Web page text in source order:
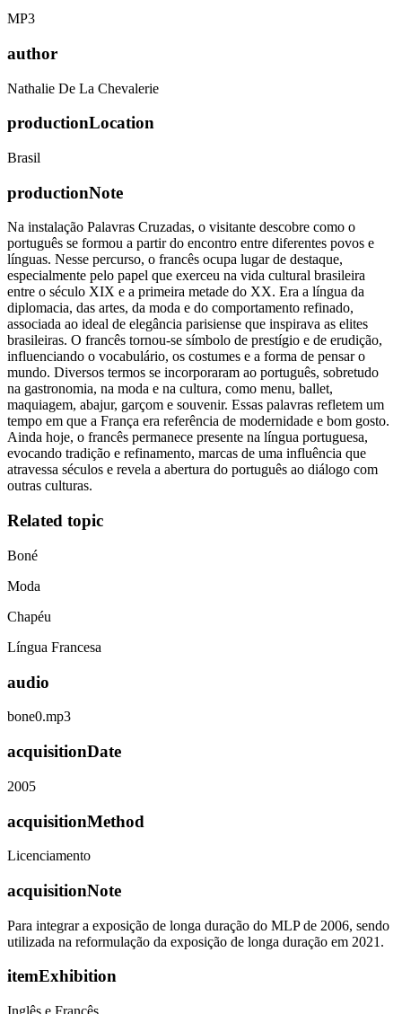
MP3
author
Nathalie De La Chevalerie
productionLocation
Brasil
productionNote
Na instalação Palavras Cruzadas, o visitante descobre como o
português se formou a partir do encontro entre diferentes povos e
línguas. Nesse percurso, o francês ocupa lugar de destaque,
especialmente pelo papel que exerceu na vida cultural brasileira
entre o século XIX e a primeira metade do XX. Era a língua da
diplomacia, das artes, da moda e do comportamento refinado,
associada ao ideal de elegância parisiense que inspirava as elites
brasileiras. O francês tornou-se símbolo de prestígio e de erudição,
influenciando o vocabulário, os costumes e a forma de pensar o
mundo. Diversos termos se incorporaram ao português, sobretudo
na gastronomia, na moda e na cultura, como menu, ballet,
maquiagem, abajur, garçom e souvenir. Essas palavras refletem um
tempo em que a França era referência de modernidade e bom gosto.
Ainda hoje, o francês permanece presente na língua portuguesa,
evocando tradição e refinamento, marcas de uma influência que
atravessa séculos e revela a abertura do português ao diálogo com
outras culturas.
Related topic
Boné
Moda
Chapéu
Língua Francesa
audio
bone0.mp3
acquisitionDate
2005
acquisitionMethod
Licenciamento
acquisitionNote
Para integrar a exposição de longa duração do MLP de 2006, sendo
utilizada na reformulação da exposição de longa duração em 2021.
itemExhibition
Inglês e Francês